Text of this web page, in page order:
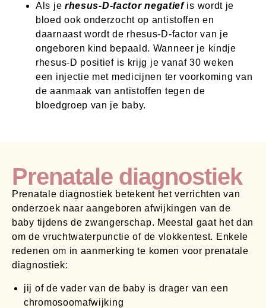
Als je rhesus-D-factor negatiefis wordt je
bloed ook onderzocht op antistoffen en
daarnaast wordt de rhesus-D-factor van je
ongeboren kind bepaald. Wanneer je kindje
rhesus-D positief is krijg je vanaf 30 weken
een injectie met medicijnen ter voorkoming van
de aanmaak van antistoffen tegen de
bloedgroep van je baby.
Prenatale diagnostiek
Prenatale diagnostiek betekent het verrichten van
onderzoek naar aangeboren afwijkingen van de
baby tijdens de zwangerschap. Meestal gaat het dan
om de vruchtwaterpunctie of de vlokkentest. Enkele
redenen om in aanmerking te komen voor prenatale
diagnostiek:
jij of de vader van de baby is drager van een
chromosoomafwijking